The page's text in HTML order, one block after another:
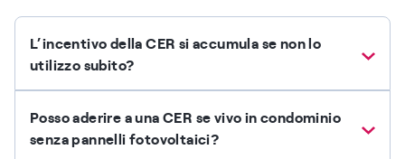
L’incentivo della CER si accumula se non lo
utilizzo subito?
Posso aderire a una CER se vivo in condominio
senza pannelli fotovoltaici?